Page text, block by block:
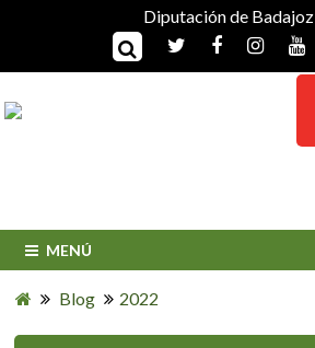
Diputación de Badajoz
MENÚ
Blog 2022